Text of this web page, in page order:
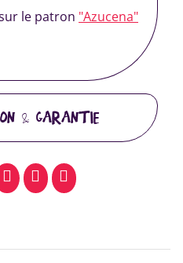
le patron "Azucena"
& GARANTIE
whatsapp
SMS email